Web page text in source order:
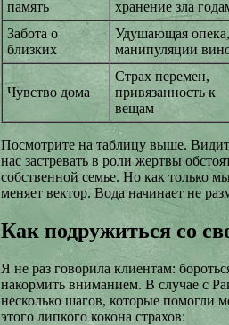
память
хранение зла
Забота о
близких
Удушающая опека,
манипуляции
Чувство дома
Страх перемен,
привязанность к
вещам
Посмотрите на таблицу выше.
нас застревать в роли жертвы
собственной семье. Но как только
меняет вектор. Вода начинает не
Как подружиться со
Я не раз говорила клиентам:
накормить вниманием. В случае с
несколько шагов, которые
этого липкого кокона страхов: